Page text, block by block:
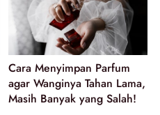
Cara Menyimpan Parfum
agar Wanginya Tahan Lama,
Masih Banyak yang Salah!